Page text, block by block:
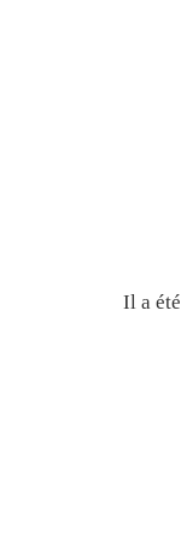
Il a été